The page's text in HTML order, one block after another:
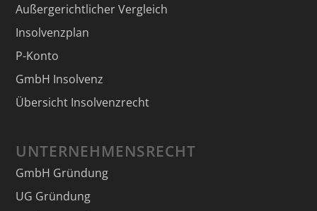
Außergerichtlicher Vergleich
Insolvenzplan
P-Konto
GmbH Insolvenz
Übersicht Insolvenzrecht
UNTERNEHMENSRECHT
GmbH Gründung
UG Gründung